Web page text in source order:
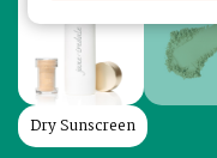
Dry Sunscreen